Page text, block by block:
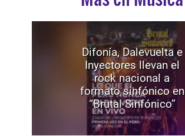
Difonía, Dalevuelta e
Inyectores llevan el
rock nacional a
formato sinfónico en
“Brutal Sinfónico”